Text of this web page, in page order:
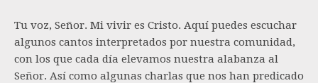
Tu voz, Señor. Mi vivir es Cristo. Aquí puedes escuchar
algunos cantos interpretados por nuestra comunidad,
con los que cada día elevamos nuestra alabanza al
Señor. Así como algunas charlas que nos han predicado